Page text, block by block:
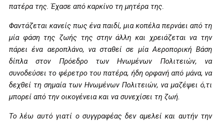
πατέρα της. Έχασε από καρκίνο τη μητέρα της.
Φαντάζεται κανείς πως ένα παιδί, μια κοπέλα περνάει από τη
μία φάση της ζωής της στην άλλη και χρειάζεται να την
πάρει ένα αεροπλάνο, να σταθεί σε μία Αεροπορική Βάση
δίπλα στον Πρόεδρο των Ηνωμένων Πολιτειών, να
συνοδεύσει το φέρετρο του πατέρα, ήδη ορφανή από μάνα, να
δεχθεί τη σημαία των Ηνωμένων Πολιτειών, να μαζέψει ό,τι
μπορεί από την οικογένεια και να συνεχίσει τη ζωή.
Το λέω αυτό γιατί ο συγγραφέας δεν αμελεί και αυτήν την